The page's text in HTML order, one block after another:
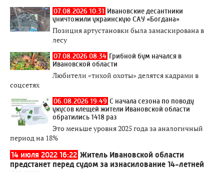
07.08.2026 10:31 Ивановские десантники
уничтожили украинскую САУ «Богдана»
Позиция артустановки была замаскирована в
лесу
07.08.2026 08:34 Грибной бум начался в
Ивановской области
Любители «тихой охоты» делятся кадрами в
соцсетях
06.08.2026 19:49 С начала сезона по поводу
укусов клещей жители Ивановской области
обратились 1418 раз
Это меньше уровня 2025 года за аналогичный
период на 18%
14 июля 2022 16:22 Житель Ивановской области
предстанет перед судом за изнасилование 14-летней